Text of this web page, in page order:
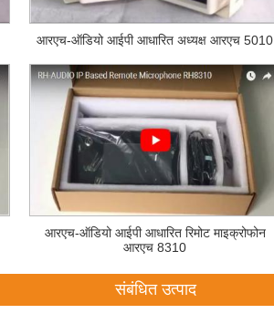
आरएच-ऑडियो आईपी आधारित अध्यक्ष आरएच 5010
आरएच-ऑडियो आईपी आधारित रिमोट माइक्रोफोन
आरएच 8310
संबंधित उत्पाद